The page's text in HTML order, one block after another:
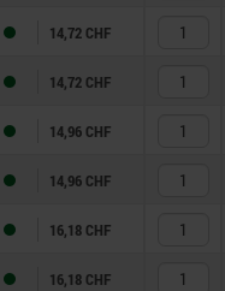
14,72 CHF
14,72 CHF
14,96 CHF
14,96 CHF
16,18 CHF
16,18 CHF